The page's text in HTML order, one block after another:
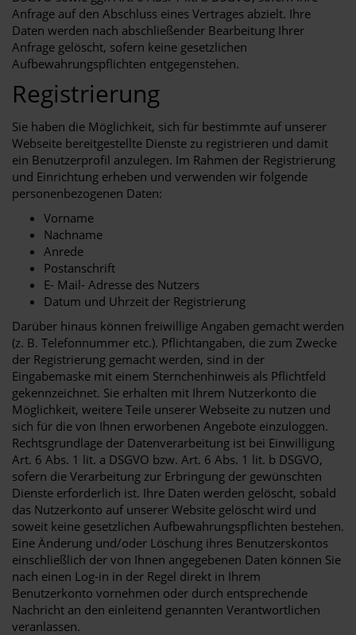
Anfrage auf den Abschluss eines Vertrages abzielt. Ihre
Daten werden nach abschließender Bearbeitung Ihrer
Anfrage gelöscht, sofern keine gesetzlichen
Aufbewahrungspflichten entgegenstehen.
Registrierung
Sie haben die Möglichkeit, sich für bestimmte auf unserer
Webseite bereitgestellte Dienste zu registrieren und damit
ein Benutzerprofil anzulegen. Im Rahmen der Registrierung
und Einrichtung erheben und verwenden wir folgende
personenbezogenen Daten:
Vorname
Nachname
Anrede
Postanschrift
E- Mail- Adresse des Nutzers
Datum und Uhrzeit der Registrierung
Darüber hinaus können freiwillige Angaben gemacht werden
(z. B. Telefonnummer etc.). Pflichtangaben, die zum Zwecke
der Registrierung gemacht werden, sind in der
Eingabemaske mit einem Sternchenhinweis als Pflichtfeld
gekennzeichnet. Sie erhalten mit Ihrem Nutzerkonto die
Möglichkeit, weitere Teile unserer Webseite zu nutzen und
sich für die von Ihnen erworbenen Angebote einzuloggen.
Rechtsgrundlage der Datenverarbeitung ist bei Einwilligung
Art. 6 Abs. 1 lit. a DSGVO bzw. Art. 6 Abs. 1 lit. b DSGVO,
sofern die Verarbeitung zur Erbringung der gewünschten
Dienste erforderlich ist. Ihre Daten werden gelöscht, sobald
das Nutzerkonto auf unserer Website gelöscht wird und
soweit keine gesetzlichen Aufbewahrungspflichten bestehen.
Eine Änderung und/oder Löschung ihres Benutzerskontos
einschließlich der von Ihnen angegebenen Daten können Sie
nach einen Log-in in der Regel direkt in Ihrem
Benutzerkonto vornehmen oder durch entsprechende
Nachricht an den einleitend genannten Verantwortlichen
veranlassen.